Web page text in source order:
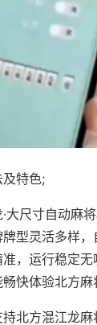
特色;
·大尺寸自动
型灵活多样
，运行稳定
快体验北方麻
北方混江龙